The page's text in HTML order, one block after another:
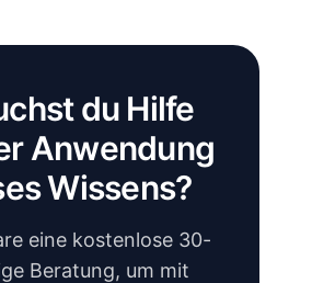
du Hilfe
Anwendung
Wissens?
eine kostenlose 30-
Beratung, um mit